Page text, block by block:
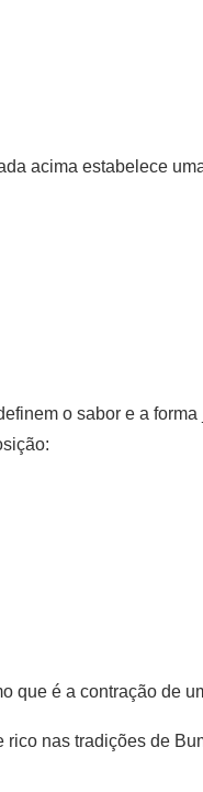
acima estabelece
o sabor e a
que é a contração de
rico nas tradições de